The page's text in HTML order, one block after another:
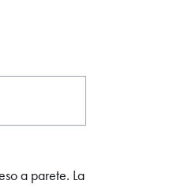
a parete. La